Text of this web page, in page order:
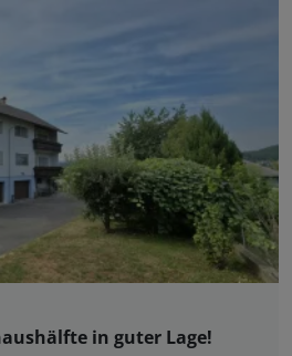
in guter Lage!